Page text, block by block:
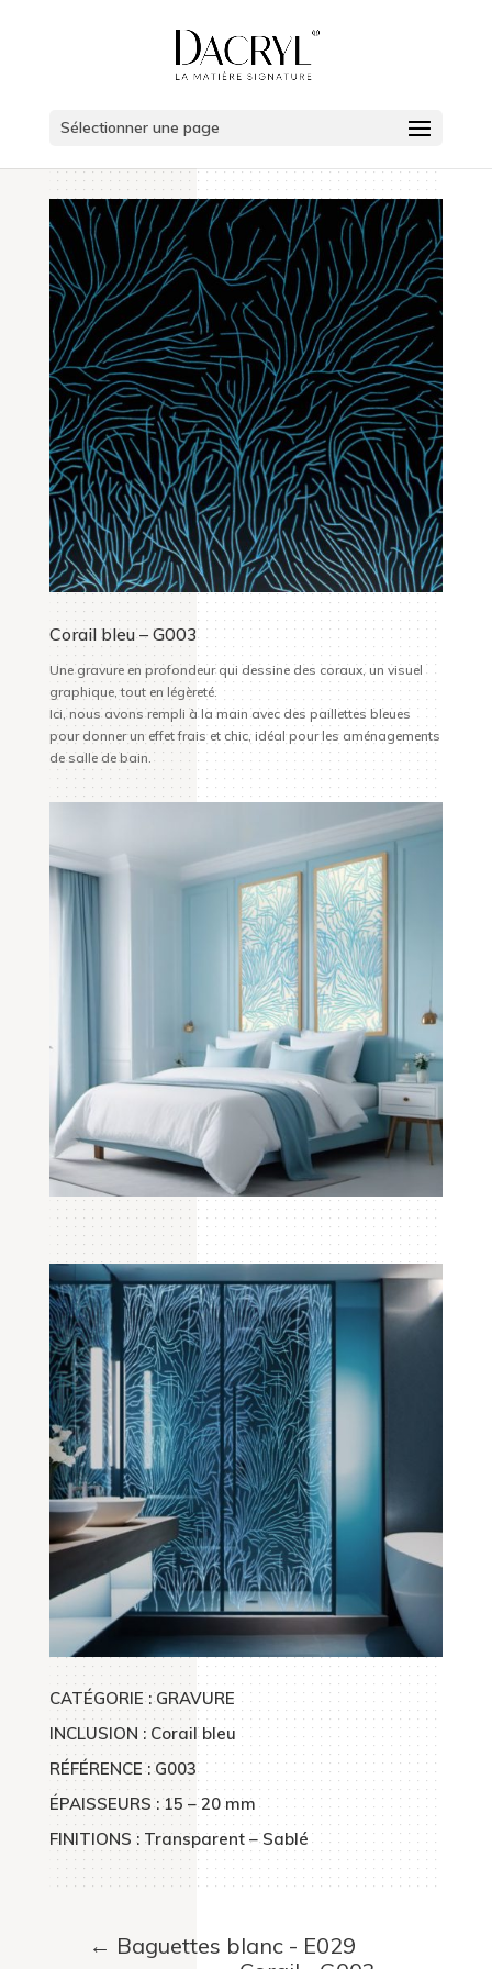
Sélectionner une page
Corail bleu – G003
Une gravure en profondeur qui dessine des coraux, un visuel
graphique, tout en légèreté.
Ici, nous avons rempli à la main avec des paillettes bleues
pour donner un effet frais et chic, idéal pour les aménagements
de salle de bain.
CATÉGORIE : GRAVURE
INCLUSION : Corail bleu
RÉFÉRENCE : G003
ÉPAISSEURS : 15 – 20 mm
FINITIONS : Transparent – Sablé
← Baguettes blanc - E029